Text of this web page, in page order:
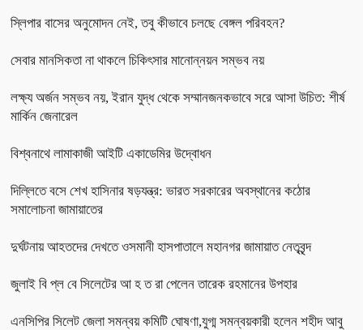
স্লিপার বাসের অনুমোদন নেই, তবু কীভাবে চলছে বেঙ্গল পরিবহন?
সেবার মানসিকতা না থাকলে চিকিৎসার মানোন্নয়ন সম্ভব নয়
লক্ষ্য অর্জন সম্ভব নয়, ইরান যুদ্ধ থেকে সম্মানজনকভাবে সরে আসা উচিত: শীর্ষ
মার্কিন জেনারেল
বিশ্বনাথে লামাকাজী আইটি একাডেমির উদ্বোধন
দিল্লিতে বসে শেখ হাসিনার ষড়যন্ত্র: ভারত সরকারের অবস্থানের কঠোর
সমালোচনা জামায়াতের
দুর্ঘটনায় আহতদের দেখতে ওসমানী হাসপাতালে মহানগর জামায়াত নেতৃবৃন্দ
জুলাই বি প্ল বে সিলেটের আ হ ত রা পেলেন তারেক রহমানের উপহার
এনসিপির সিলেট জেলা সমন্বয় কমিটি ঘোষণা,যুগ্ম সমন্বয়কারী হলেন শহীদ আবু